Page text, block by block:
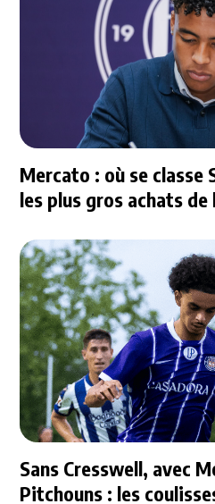
Mercato : où se classe
les plus gros achats de
Sans Cresswell, avec
Pitchouns : les